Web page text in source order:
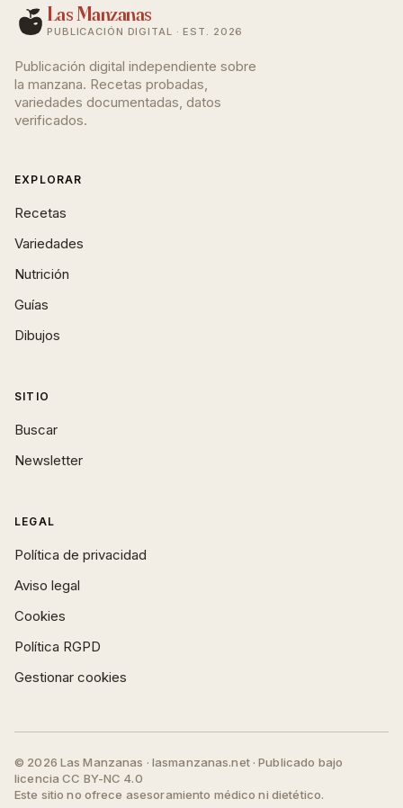
Las Manzanas
PUBLICACIÓN DIGITAL · EST. 2026
Publicación digital independiente sobre
la manzana. Recetas probadas,
variedades documentadas, datos
verificados.
EXPLORAR
Recetas
Variedades
Nutrición
Guías
Dibujos
SITIO
Buscar
Newsletter
LEGAL
Política de privacidad
Aviso legal
Cookies
Política RGPD
Gestionar cookies
© 2026 Las Manzanas · lasmanzanas.net · Publicado bajo
licencia CC BY-NC 4.0
Este sitio no ofrece asesoramiento médico ni dietético.